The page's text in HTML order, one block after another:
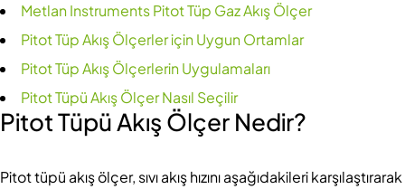
Metlan Instruments Pitot Tüp Gaz Akış Ölçer
Pitot Tüp Akış Ölçerler için Uygun Ortamlar
Pitot Tüp Akış Ölçerlerin Uygulamaları
Pitot Tüpü Akış Ölçer Nasıl Seçilir
Pitot Tüpü Akış Ölçer Nedir?
Pitot tüpü akış ölçer, sıvı akış hızını aşağıdakileri karşılaştırarak